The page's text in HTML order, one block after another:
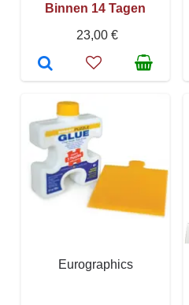
Binnen 14 Tagen
23,00 €
Eurographics